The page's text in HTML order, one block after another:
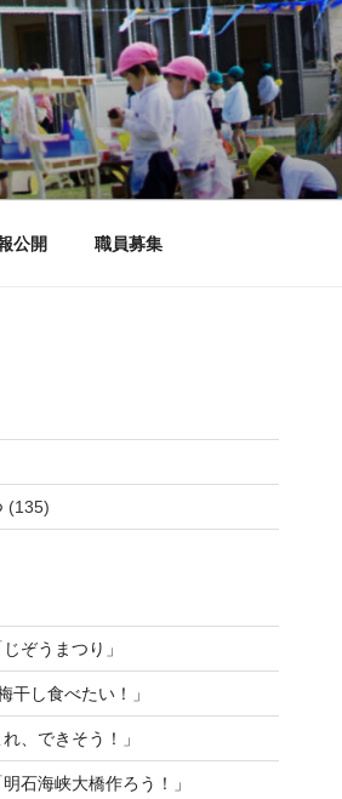
公開 職員募集
(135)
ぞうまつり」
し食べたい！」
、できそう！」
石海峡大橋作ろう！」